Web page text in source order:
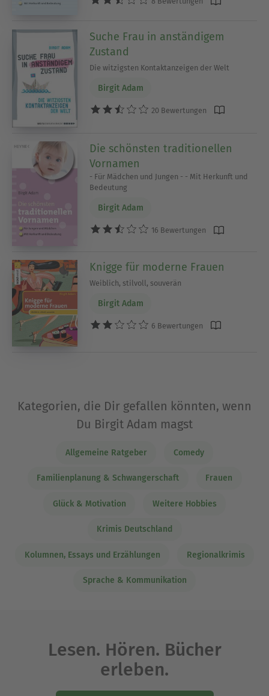
Suche Frau in anständigem
Zustand
Die witzigsten Kontaktanzeigen der Welt
Birgit Adam
20 Bewertungen
Die schönsten traditionellen
Vornamen
- Für Mädchen und Jungen - - Mit Herkunft und
Bedeutung
Birgit Adam
16 Bewertungen
Knigge für moderne Frauen
Weiblich, stilvoll, souverän
Birgit Adam
6 Bewertungen
Kategorien, die Dir gefallen könnten, wenn
Du Birgit Adam magst
Allgemeine Ratgeber Comedy
Familienplanung & Schwangerschaft Frauen
Glück & Motivation Weitere Hobbies
Krimis Deutschland
Kolumnen, Essays und Erzählungen Regionalkrimis
Sprache & Kommunikation
Lesen. Hören. Bücher
erleben.